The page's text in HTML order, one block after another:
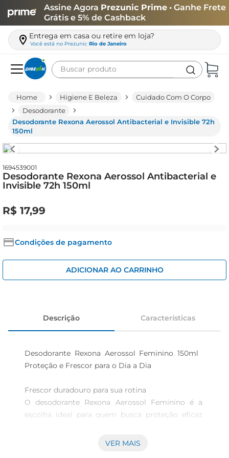
Assine Agora Prezunic Prime • Ganhe Frete
Grátis e 5% de Cashback
Entrega em casa ou retire em loja?
Você está no Prezunic Rio de Janeiro
Buscar produto
Higiene E Beleza
Cuidado Com O Corpo
Desodorante
Desodorante Rexona Aerossol Antibacterial e Invisible 72h
150ml
1694539001
Desodorante Rexona Aerossol Antibacterial e
Invisible 72h 150ml
R$ 17,99
Condições de pagamento
ADICIONAR AO CARRINHO
Descrição Características
Desodorante Rexona Aerossol Feminino 150ml
Proteção e Frescor para o Dia a Dia
Frescor duradouro para sua rotina
O desodorante Rexona Aerossol Feminino é a
escolha ideal para quem busca proteção eficaz
dia. Com uma fórmula desenvolvida para
VER MAIS
leite
arroz
biscoito
iogurte
papel higiênico